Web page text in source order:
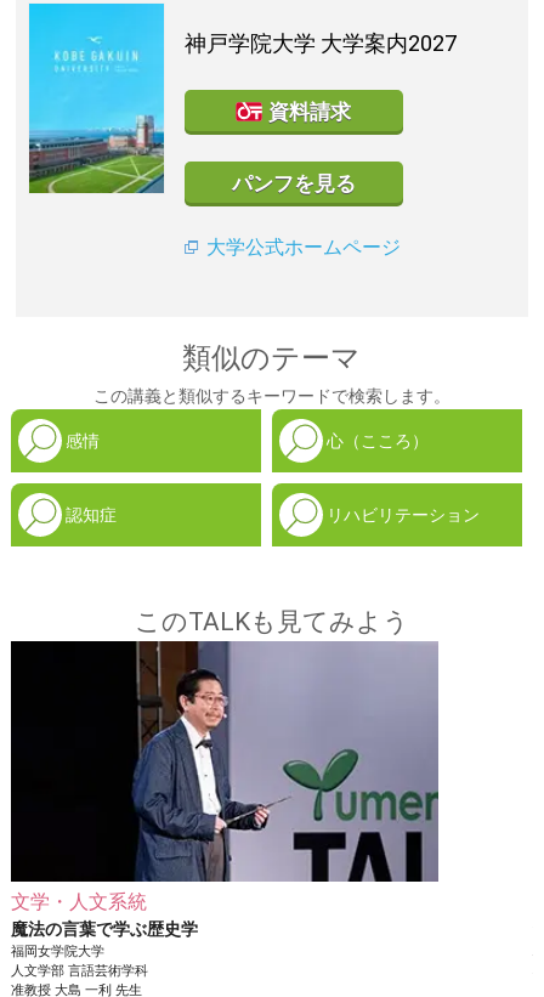
神戸学院大学 大学案内2027
資料請求
パンフを見る
大学公式ホームページ
類似のテーマ
この講義と類似するキーワードで検索します。
感情 心（こころ）
認知症 リハビリテーション
このTALKも見てみよう
文学・人文系統
魔法の言葉で学ぶ歴史学
福岡女学院大学
人文学部 言語芸術学科
准教授 大島 一利 先生